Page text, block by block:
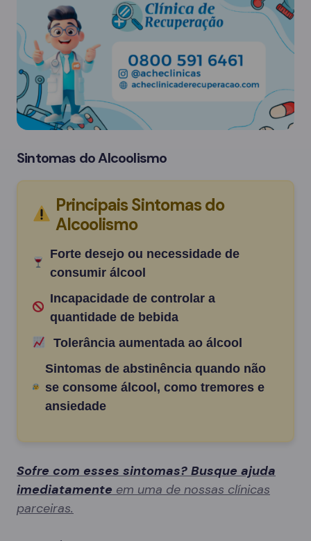
Sintomas do Alcoolismo
Principais Sintomas do
Alcoolismo
Forte desejo ou necessidade de
consumir álcool
Incapacidade de controlar a
quantidade de bebida
Tolerância aumentada ao álcool
Sintomas de abstinência quando não
se consome álcool, como tremores e
ansiedade
Sofre com esses sintomas? Busque ajuda
imediatamente em uma de nossas clínicas
parceiras.